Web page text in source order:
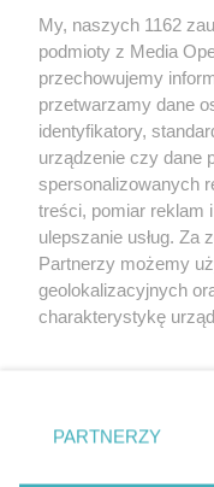
Wydawca mediów
Nie zapomnij
zapoznać się z:
polityką
Twojemiasto
Piekary Śląskie
Chorzów
Tarnowskie Góry
Gliwice
My, naszych 1162
podmioty z Media
przechowujemy
przetwarzamy dane
identyfikatory,
urządzenie czy dane
spersonalizowanych
treści, pomiar reklam
ulepszanie usług. Za
Partnerzy możemy
geolokalizacyjnych
charakterystykę
zmienić/wycofać
znajdujący się w
rodzaje
PARTNERZY